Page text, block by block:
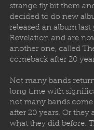
strange fly bit them
decided to do new
released an album last
Revelation and are
another one, called
comeback after 20
Not many bands
long time with
not many bands come
after 20 years. Or they
what they did before.